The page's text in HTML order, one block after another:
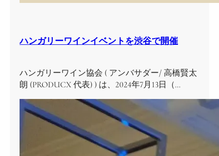
ハンガリーワインイベントを渋谷で開催
ハンガリーワイン協会 ( アンバサダー/ 高橋賢太
朗 (PRODUCX 代表) ) は、2024年7月13日（…